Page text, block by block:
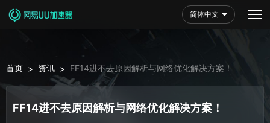
简体中文
首页 > 资讯 > FF14进不去原因解析与网络优化解决方案！
FF14进不去原因解析与网络优化解决方案！